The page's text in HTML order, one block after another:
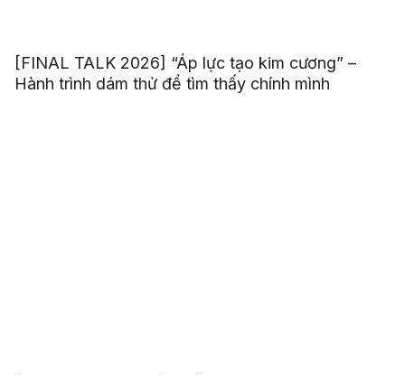
[FINAL TALK 2026] “Áp lực tạo kim cương” –
Hành trình dám thử để tìm thấy chính mình